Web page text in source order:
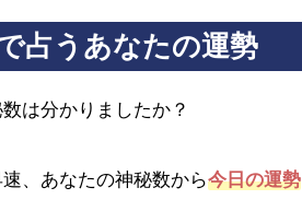
占うあなたの運勢
は分かりましたか？
、あなたの神秘数から今日の運勢